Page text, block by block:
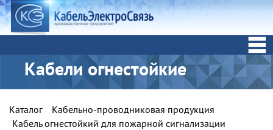
Кабели огнестойкие
Каталог
Кабельно-проводниковая продукция
Кабель огнестойкий для пожарной сигнализации